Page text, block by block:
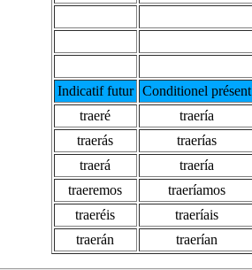
Indicatif futur
Conditionel présent
traeré
traería
traerás
traerías
traerá
traería
traeremos
traeríamos
traeréis
traeríais
traerán
traerían